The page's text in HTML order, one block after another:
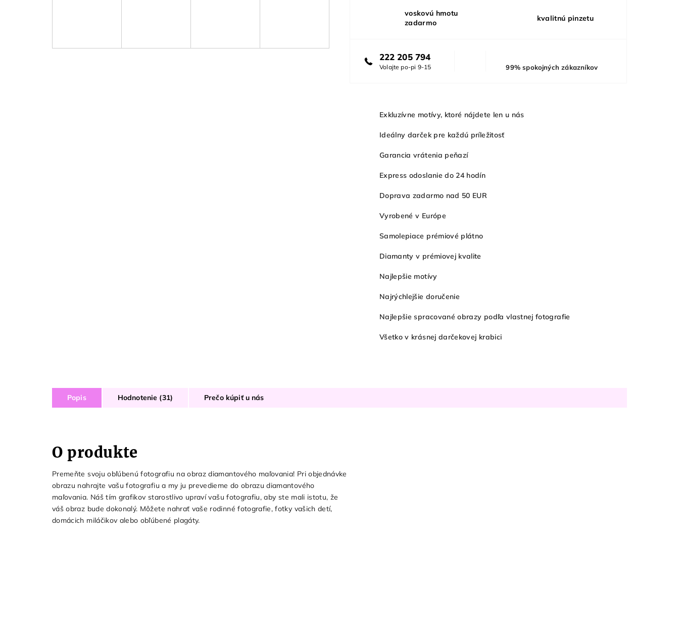
voskovú hmotu
zadarmo
kvalitnú pinzetu
222 205 794
Volajte po-pi 9-15 99% spokojných zákazníkov
Exkluzívne motívy, ktoré nájdete len u nás
Ideálny darček pre každú príležitosť
Garancia vrátenia peňazí
Express odoslanie do 24 hodín
Doprava zadarmo nad 50 EUR
Vyrobené v Európe
Samolepiace prémiové plátno
Diamanty v prémiovej kvalite
Najlepšie motívy
Najrýchlejšie doručenie
Najlepšie spracované obrazy podľa vlastnej fotografie
Všetko v krásnej darčekovej krabici
Popis Hodnotenie (31) Prečo kúpiť u nás
O produkte
Premeňte svoju obľúbenú fotografiu na obraz diamantového maľovania! Pri objednávke
obrazu nahrajte vašu fotografiu a my ju prevedieme do obrazu diamantového
maľovania. Náš tím grafikov starostlivo upraví vašu fotografiu, aby ste mali istotu, že
váš obraz bude dokonalý. Môžete nahrať vaše rodinné fotografie, fotky vašich detí,
domácich miláčikov alebo obľúbené plagáty.